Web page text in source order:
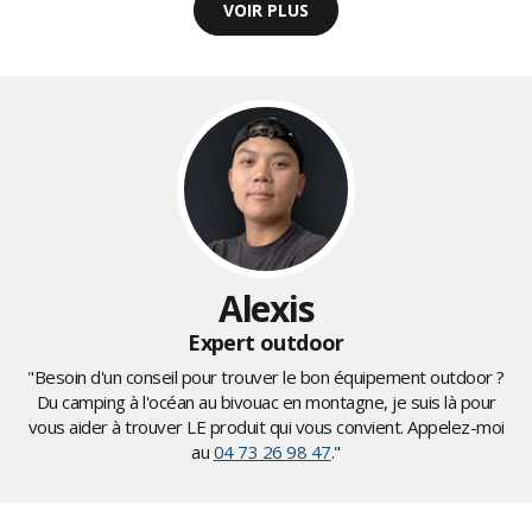
VOIR PLUS
Alexis
Expert outdoor
"Besoin d'un conseil pour trouver le bon équipement outdoor ?
Du camping à l'océan au bivouac en montagne, je suis là pour
vous aider à trouver LE produit qui vous convient. Appelez-moi
au 04 73 26 98 47."